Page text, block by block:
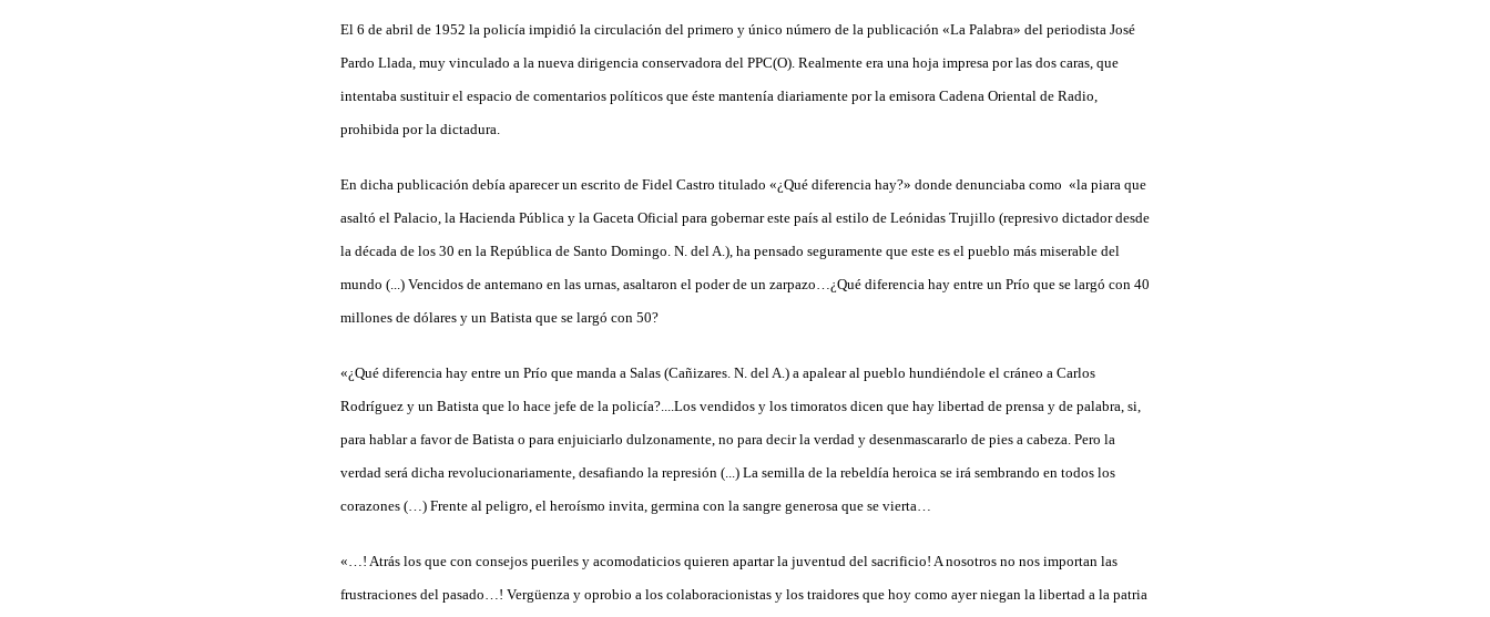
El 6 de abril de 1952 la policía impidió la circulación del primero y único número de la publicación «La Palabra» del periodista José
Pardo Llada, muy vinculado a la nueva dirigencia conservadora del PPC(O). Realmente era una hoja impresa por las dos caras, que
intentaba sustituir el espacio de comentarios políticos que éste mantenía diariamente por la emisora Cadena Oriental de Radio,
prohibida por la dictadura.
En dicha publicación debía aparecer un escrito de Fidel Castro titulado «¿Qué diferencia hay?» donde denunciaba como «la piara que
asaltó el Palacio, la Hacienda Pública y la Gaceta Oficial para gobernar este país al estilo de Leónidas Trujillo (represivo dictador desde
la década de los 30 en la República de Santo Domingo. N. del A.), ha pensado seguramente que este es el pueblo más miserable del
mundo (...) Vencidos de antemano en las urnas, asaltaron el poder de un zarpazo…¿Qué diferencia hay entre un Prío que se largó con 40
millones de dólares y un Batista que se largó con 50?
«¿Qué diferencia hay entre un Prío que manda a Salas (Cañizares. N. del A.) a apalear al pueblo hundiéndole el cráneo a Carlos
Rodríguez y un Batista que lo hace jefe de la policía?....Los vendidos y los timoratos dicen que hay libertad de prensa y de palabra, si,
para hablar a favor de Batista o para enjuiciarlo dulzonamente, no para decir la verdad y desenmascararlo de pies a cabeza. Pero la
verdad será dicha revolucionariamente, desafiando la represión (...) La semilla de la rebeldía heroica se irá sembrando en todos los
corazones (…) Frente al peligro, el heroísmo invita, germina con la sangre generosa que se vierta…
«…! Atrás los que con consejos pueriles y acomodaticios quieren apartar la juventud del sacrificio! A nosotros no nos importan las
frustraciones del pasado…! Vergüenza y oprobio a los colaboracionistas y los traidores que hoy como ayer niegan la libertad a la patria